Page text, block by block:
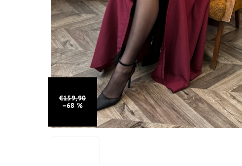
€159,90
–68 %